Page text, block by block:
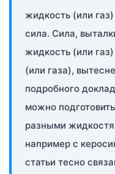
жидкость (или
сила. Сила,
жидкость (или
(или газа),
подробного
можно
разными
например с
статьи тесно